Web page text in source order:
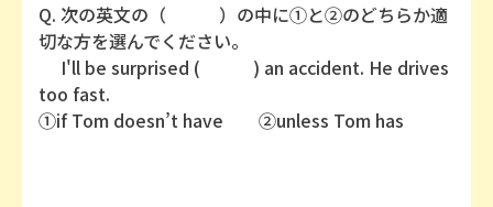
Q. 次の英文の（ ）の中に①と②のどちらか適
切な方を選んでください。
I'll be surprised ( ) an accident. He drives
too fast.
①if Tom doesn’t have ②unless Tom has